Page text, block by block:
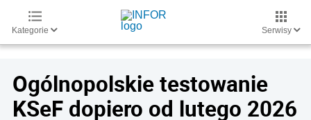
Kategorie Serwisy
Ogólnopolskie testowanie
KSeF dopiero od lutego 2026